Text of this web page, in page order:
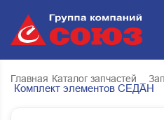
Главная Каталог запчастей _
Комплект элементов СЕДАН